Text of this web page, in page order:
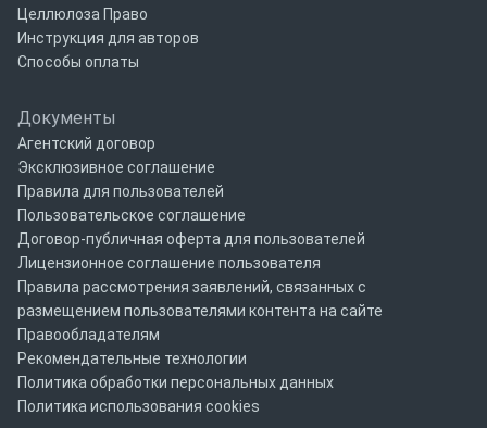
Целлюлоза Право
Инструкция для авторов
Способы оплаты
Документы
Агентский договор
Эксклюзивное соглашение
Правила для пользователей
Пользовательское соглашение
Договор-публичная оферта для пользователей
Лицензионное соглашение пользователя
Правила рассмотрения заявлений, связанных с
размещением пользователями контента на сайте
Правообладателям
Рекомендательные технологии
Политика обработки персональных данных
Политика использования cookies